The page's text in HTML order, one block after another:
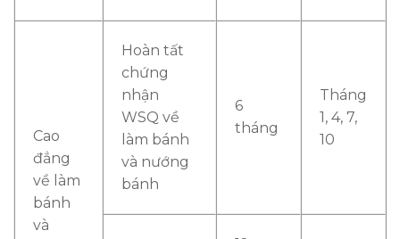
Cao
đẳng
về làm
bánh
và
Hoàn tất
chứng
nhận
WSQ về
làm bánh
và nướng
bánh
6
tháng
Tháng
1, 4, 7,
10